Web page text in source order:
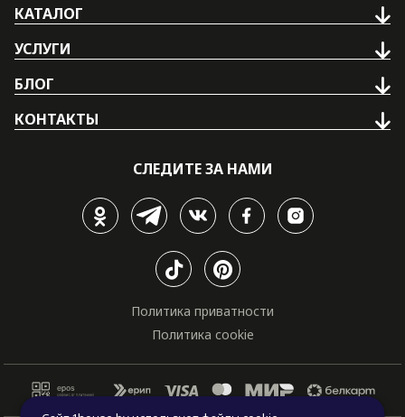
КАТАЛОГ
УСЛУГИ
БЛОГ
КОНТАКТЫ
СЛЕДИТЕ ЗА НАМИ
Политика приватности
Политика cookie